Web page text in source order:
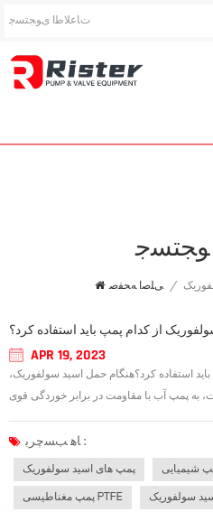
ﻮﺠﺘﺴﺟ
ﯽﻠﺻﺍ ﻪﺤﻔﺻ /
از کدام پمپ باید استفاده کرد؟
APR 19, 2023
استفاده کرد؟هنگام حمل اسید سولفوریک،
به پمپ آب با مقاومت در برابر خوردگی قوی
ﺎﻫ ﺐﺴﭼﺮﺑ :
پمپ های اسید سولفوریک
پمپ مغناطیسی PTFE سولفوریک